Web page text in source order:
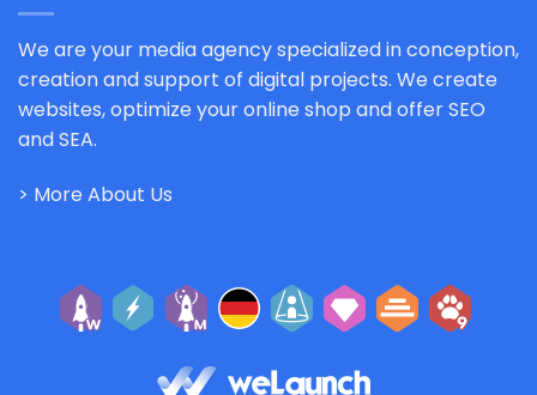
We are your media agency specialized in conception,
creation and support of digital projects. We create
websites, optimize your online shop and offer SEO
and SEA.
> More About Us